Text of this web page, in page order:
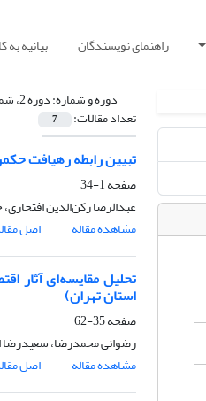
راهنمای نویسندگان بیانیه
دوره و شماره:دوره 2، شماره 8 - شماره پیاپی 760243، زمستان 1390، صفحه 1-207 (پژوهش های روستایی)
تعداد مقالات: 7
تبیین رابطه رهیافت
صفحه1-34
عبدالرضا رکن‌الدین
مشاهده مقاله
اصل
تحلیل مقایسه‌ای آثار
استان تهران)
صفحه35-62
رضوانی محمدرضا، سعیدرضا
مشاهده مقاله
اصل